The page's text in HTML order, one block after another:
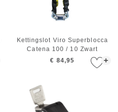
+
Kettingslot Viro Superblocca
Catena 100 / 10 Zwart
€ 84,95